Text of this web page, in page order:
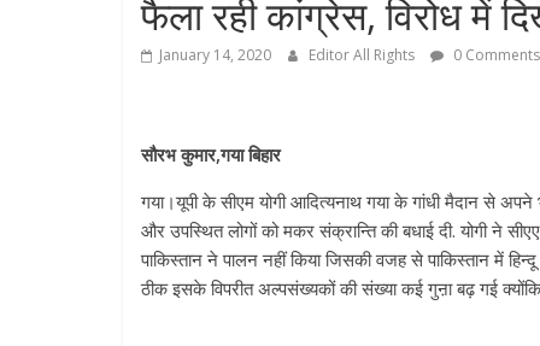
फैला रही कांग्रेस, विरोध में
January 14, 2020 Editor All Rights 0 Comments
सौरभ कुमार,गया बिहार
गया।यूपी के सीएम योगी आदित्यनाथ गया के गांधी मैदान से
और उपस्थित लोगों को मकर संक्रान्ति की बधाई दी. योगी ने
पाकिस्तान ने पालन नहीं किया जिसकी वजह से पाकिस्तान में
ठीक इसके विपरीत अल्पसंख्यकों की संख्या कई गुऩा बढ़ गई